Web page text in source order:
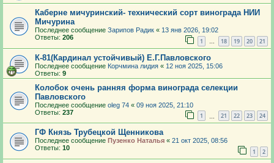
Каберне мичуринский- технический сорт винограда НИИ
Мичурина
Последнее сообщение Зарипов Радик « 13 янв 2026, 19:02
Ответы: 206 1 … 18 19 20 21
К-81(Кардинал устойчивый) Е.Г.Павловского
Последнее сообщение Корчмина лидия « 12 ноя 2025, 15:06
Ответы: 9
Колобок очень ранняя форма винограда селекции
Павловского
Последнее сообщение oleg 74 « 09 ноя 2025, 21:10
Ответы: 237 1 21 22 23 24
ГФ Князь Трубецкой Щенникова
Последнее сообщение Пузенко Наталья « 21 окт 2025, 08:56
Ответы: 10 1 2